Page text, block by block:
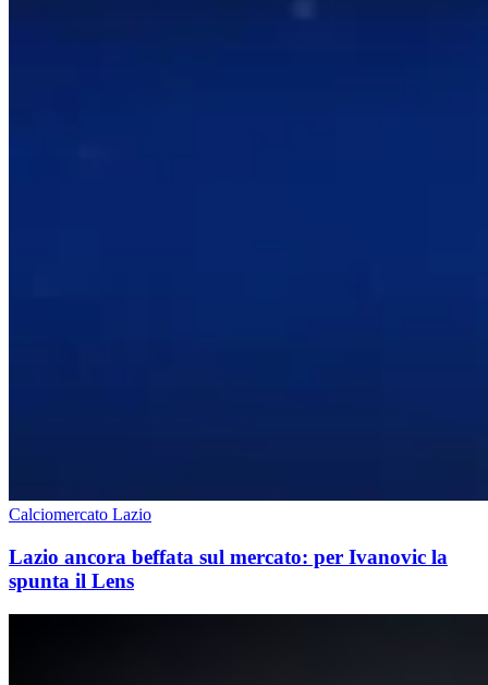
Calciomercato Lazio
Lazio ancora beffata sul mercato: per Ivanovic la
spunta il Lens